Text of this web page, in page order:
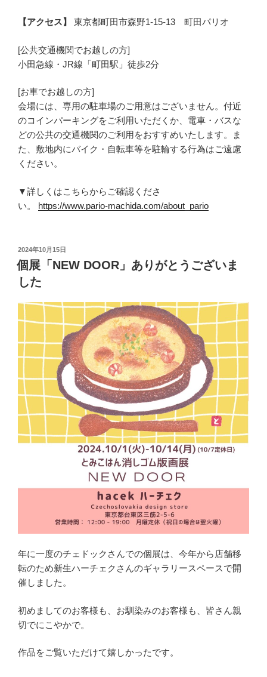
【アクセス】 東京都町田市森野1-15-13 町田パリオ
[公共交通機関でお越しの方]
小田急線・JR線「町田駅」徒歩2分
[お車でお越しの方]
会場には、専用の駐車場のご用意はございません。付近
のコインパーキングをご利用いただくか、電車・バスな
どの公共の交通機関のご利用をおすすめいたします。ま
た、敷地内にバイク・自転車等を駐輪する行為はご遠慮
ください。
▼詳しくはこちらからご確認くださ
い。 https://www.pario-machida.com/about_pario
投
稿
日:
2024年10月15日
個展「NEW DOOR」ありがとうございま
した
年に一度のチェドックさんでの個展は、今年から店舗移
転のため新生ハーチェクさんのギャラリースペースで開
催しました。
初めましてのお客様も、お馴染みのお客様も、皆さん親
切でにこやかで。
作品をご覧いただけて嬉しかったです。